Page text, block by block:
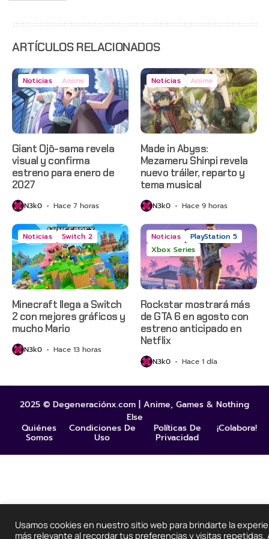
ARTÍCULOS RELACIONADOS
Noticias Anime
Giant Ojō-sama revela
visual y confirma
estreno para enero de
2027
N3k0 Hace 7 horas
Noticias Anime
Made in Abyss:
Mezameru Shinpi revela
nuevo tráiler, reparto y
tema musical
N3k0 Hace 9 horas
Noticias Switch 2
Minecraft llega a Switch
2 con mejores gráficos y
mucho Mario
N3k0 Hace 13 horas
Noticias
PlayStation 5
Xbox Series
Rockstar mostrará más
de GTA 6 en agosto con
estreno anticipado en
Netflix
N3k0 Hace 1 día
2025 © Degeneraciónx.com | Anime, Games & Nothing
Else
Quiénes
Somos
Condiciones De
Uso
Políticas De
Privacidad
¡Colabora!
Usamos cookies en nuestro sitio web para brindarte la
más relevante al recordar tus preferencias y visitas repetidas.